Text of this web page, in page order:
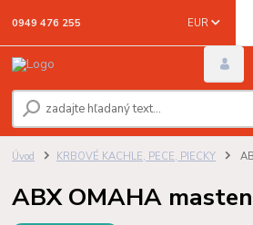
EUR
0949 476 255
Úvod KRBOVÉ KACHLE, PECE, PIECKY
ABX OMAHA